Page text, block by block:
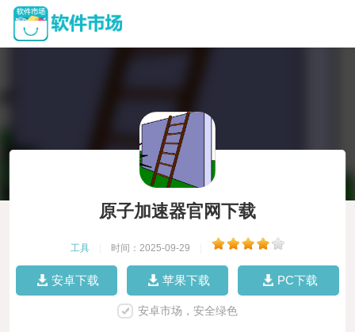
原子加速器官网下载
工具 时间：2025-09-29
安卓下载 苹果下载 PC下载
安卓市场，安全绿色